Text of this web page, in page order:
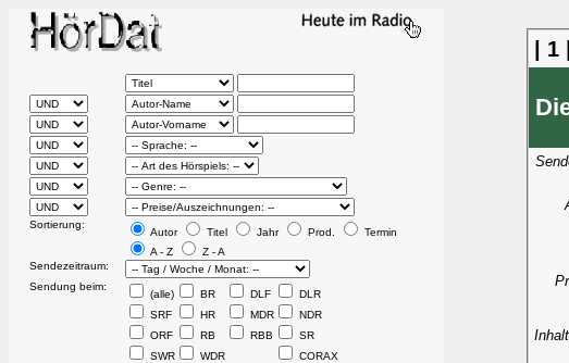
Sortierung:
Autor Titel Jahr Prod.
Termin
A - Z
Z - A
Sendezeitraum:
Sendung beim:
(alle) BR DLF
DLR
SRF
HR MDR
NDR
ORF
RB RBB
SR
SWR
WDR CORAX
| 1 |